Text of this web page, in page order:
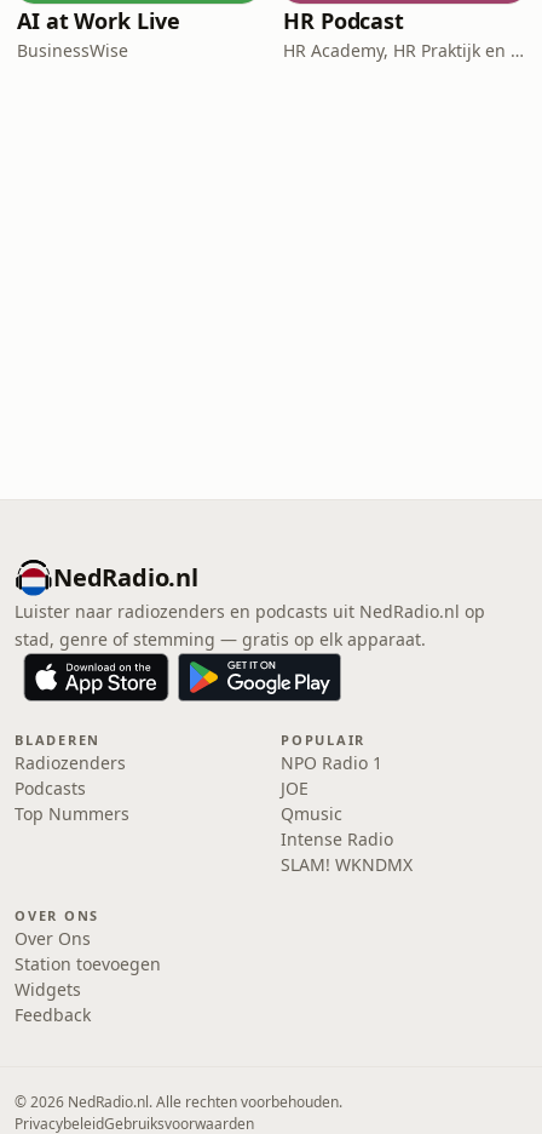
AI at Work Live
BusinessWise
HR Podcast
HR Academy, HR Praktijk en CHRO
NedRadio.nl
Luister naar radiozenders en podcasts uit NedRadio.nl op
stad, genre of stemming — gratis op elk apparaat.
BLADEREN
Radiozenders
Podcasts
Top Nummers
POPULAIR
NPO Radio 1
JOE
Qmusic
Intense Radio
SLAM! WKNDMX
OVER ONS
Over Ons
Station toevoegen
Widgets
Feedback
© 2026 NedRadio.nl. Alle rechten voorbehouden.
PrivacybeleidGebruiksvoorwaarden